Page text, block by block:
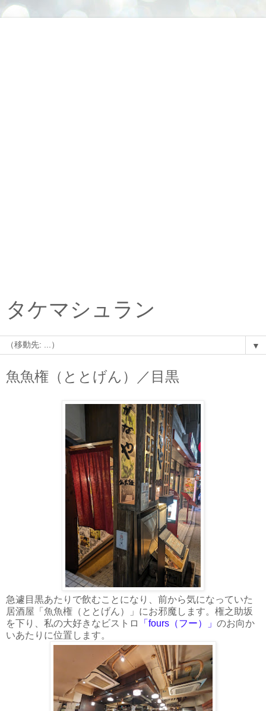
タケマシュラン
▼
魚魚権（ととげん）／目黒
急遽目黒あたりで飲むことになり、前から気になっていた
居酒屋「魚魚権（ととげん）」にお邪魔します。権之助坂
を下り、私の大好きなビストロ
「fours（フー）」 のお向か
いあたりに位置します。